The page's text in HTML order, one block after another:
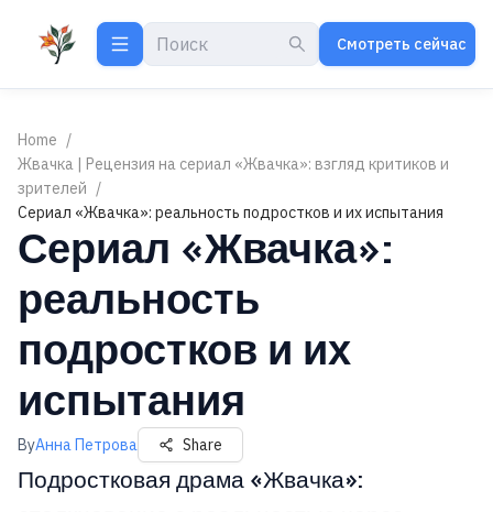
Смотреть сейчас
Home /
Жвачка | Рецензия на сериал «Жвачка»: взгляд критиков и
зрителей /
Сериал «Жвачка»: реальность подростков и их испытания
Сериал «Жвачка»:
реальность
подростков и их
испытания
ByАнна Петрова Share
Подростковая драма «Жвачка»: